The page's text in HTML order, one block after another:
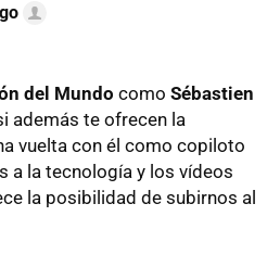
del Mundo como Sébastien
además te ofrecen la
vuelta con él como copiloto
a la tecnología y los vídeos
la posibilidad de subirnos al